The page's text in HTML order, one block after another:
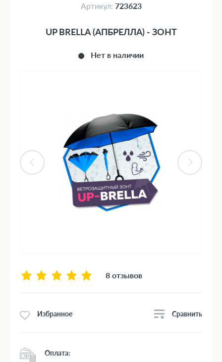
Артикул: 723623
Нет в наличии
UP BRELLA (АПБРЕЛЛА) - ЗОНТ
8 отзывов
Избранное Сравнить
Оплата: